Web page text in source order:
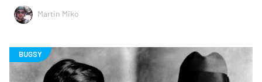
Martin Miko